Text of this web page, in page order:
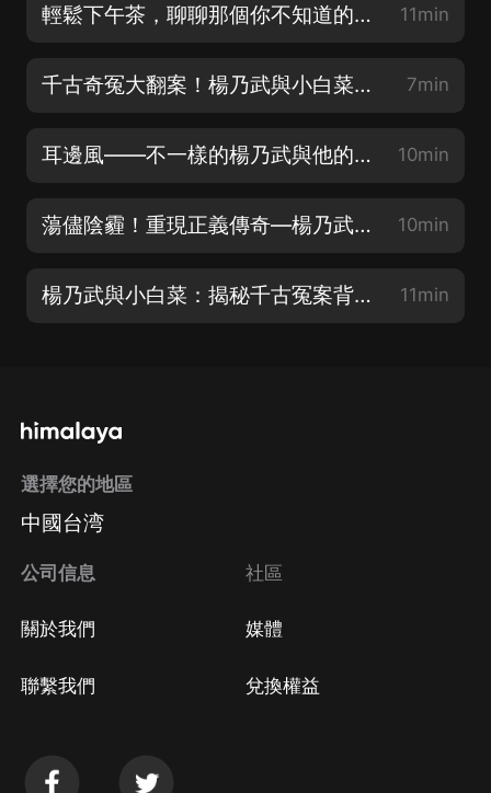
輕鬆下午茶，聊聊那個你不知道的乃武哥與小白菜004 11min
千古奇冤大翻案！楊乃武與小白菜的真相大揭秘005 7min
耳邊風——不一樣的楊乃武與他的小白菜006 10min
蕩儘陰霾！重現正義傳奇—楊乃武與小白菜揭秘007 10min
楊乃武與小白菜：揭秘千古冤案背后的愛恨情仇！008 11min
選擇您的地區
中國台湾
公司信息
關於我們
聯繫我們
社區
媒體
兌換權益